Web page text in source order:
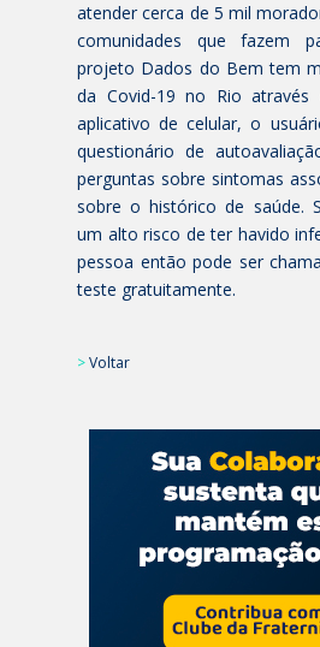
atender cerca de 5 mil
comunidades que fazem
projeto Dados do Bem tem
da Covid-19 no Rio através
aplicativo de celular, o
questionário de
perguntas sobre sintomas
sobre o histórico de saúde.
um alto risco de ter havido
pessoa então pode ser
teste gratuitamente.
>Voltar